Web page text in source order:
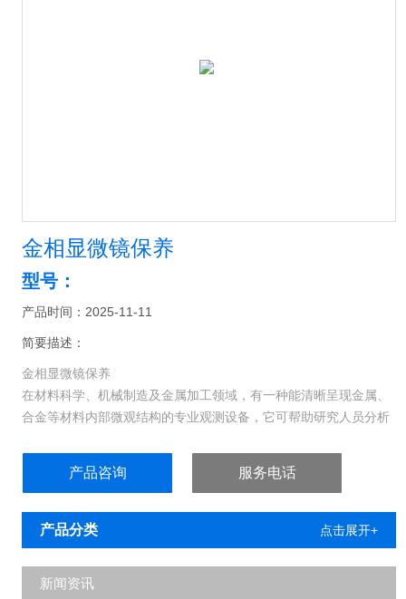
金相显微镜保养
型号：
产品时间：2025-11-11
简要描述：
金相显微镜保养
在材料科学、机械制造及金属加工领域，有一种能清晰呈现金属、
合金等材料内部微观结构的专业观测设备，它可帮助研究人员分析
产品咨询 服务电话
产品分类 点击展开+
新闻资讯